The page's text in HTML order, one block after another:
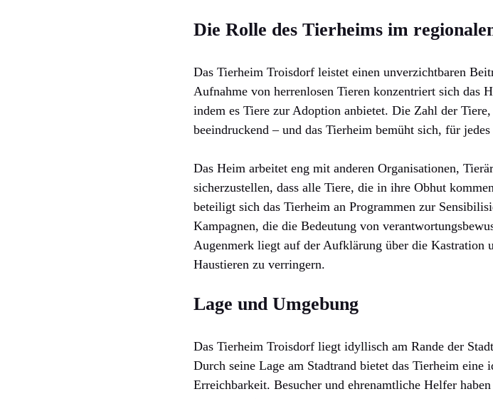
Die Rolle des Tierheims im
Das Tierheim Troisdorf leistet einen unverzichtbaren
Aufnahme von herrenlosen Tieren konzentriert sich das
indem es Tiere zur Adoption anbietet. Die Zahl der
beeindruckend – und das Tierheim bemüht sich, für
Das Heim arbeitet eng mit anderen Organisationen,
sicherzustellen, dass alle Tiere, die in ihre Obhut
beteiligt sich das Tierheim an Programmen zur
Kampagnen, die die Bedeutung von
Augenmerk liegt auf der Aufklärung über die Kastration
Haustieren zu verringern.
Lage und Umgebung
Das Tierheim Troisdorf liegt idyllisch am Rande der
Durch seine Lage am Stadtrand bietet das Tierheim eine
Erreichbarkeit. Besucher und ehrenamtliche Helfer